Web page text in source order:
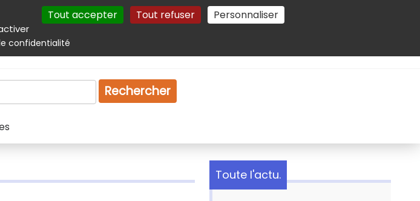
Tout accepter Tout refuser Personnaliser
confidentialité
Autres services Plan du site Gestion des cookies
Emploi Droit
Rechercher
Toute l'actu.